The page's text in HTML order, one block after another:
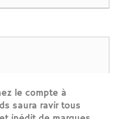
le compte à
saura ravir tous